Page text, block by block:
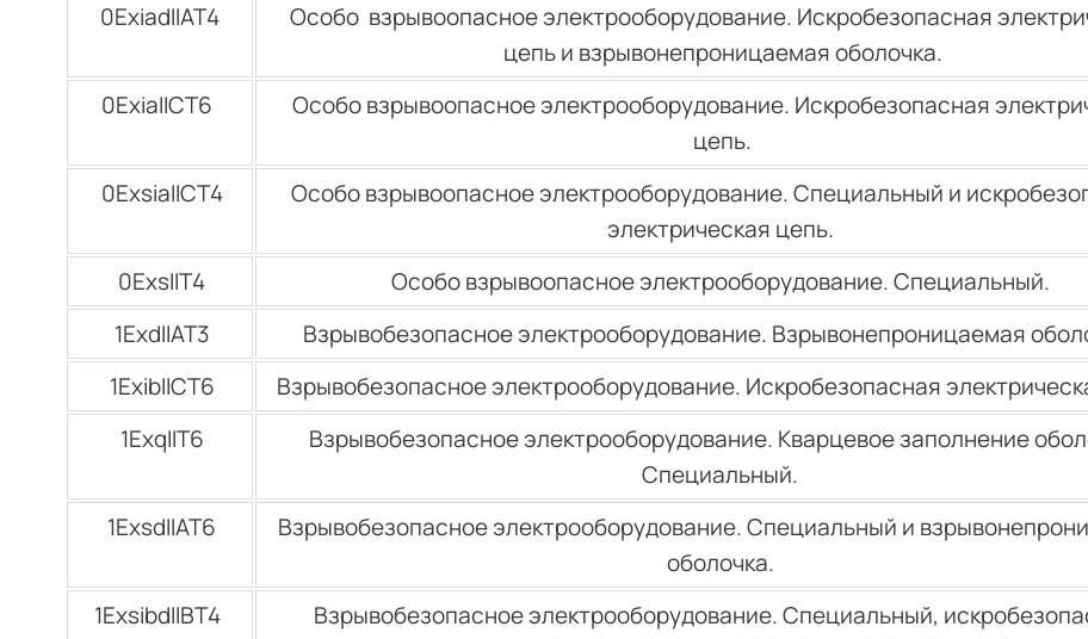
0ЕхiadIIАТ4
Особо взрывоопасное электрооборудование. Искробезопасная
цепь и взрывонепроницаемая оболочка.
0ЕхiaIIСТ6
Особо взрывоопасное электрооборудование. Искробезопасная
цепь.
0ЕхsiaIICТ4
Особо взрывоопасное электрооборудование. Специальный и
электрическая цепь.
0ЕхsIIТ4 Особо взрывоопасное электрооборудование. Специальный.
1ЕхdIIАТ3
Взрывобезопасное электрооборудование. Взрывонепроницаемая
1ЕхibIIСТ6
Взрывобезопасное электрооборудование. Искробезопасная
1ЕхqIIТ6
Взрывобезопасное электрооборудование. Кварцевое заполнение
Специальный.
1ЕхsdIIАТ6
Взрывобезопасное электрооборудование. Специальный и
оболочка.
1ЕхsibdIIBТ4
Взрывобезопасное электрооборудование. Специальный,